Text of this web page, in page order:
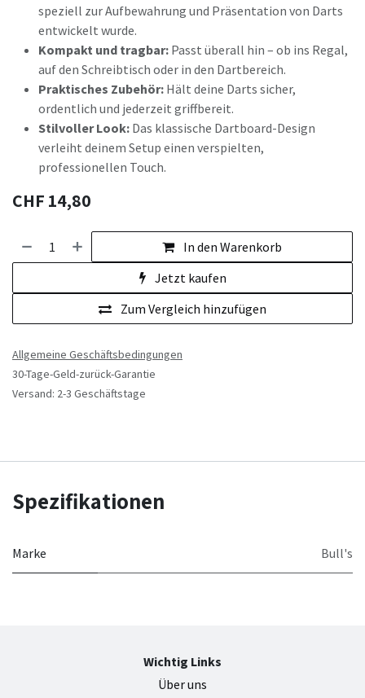
speziell zur Aufbewahrung und Präsentation von Darts
entwickelt wurde.
Kompakt und tragbar: Passt überall hin – ob ins Regal,
auf den Schreibtisch oder in den Dartbereich.
Praktisches Zubehör: Hält deine Darts sicher,
ordentlich und jederzeit griffbereit.
Stilvoller Look: Das klassische Dartboard-Design
verleiht deinem Setup einen verspielten,
professionellen Touch.
CHF 14,80
In den Warenkorb
Jetzt kaufen
Zum Vergleich hinzufügen
Allgemeine Geschäftsbedingungen
30-Tage-Geld-zurück-Garantie
Versand: 2-3 Geschäftstage
Spezifikationen
Marke Bull's
Wichtig Links
Über uns